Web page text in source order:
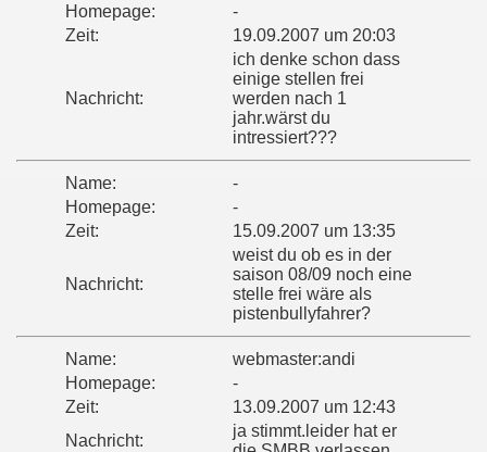
Homepage:
-
Zeit:
19.09.2007 um 20:03
Nachricht:
ich denke schon dass
einige stellen frei
werden nach 1
jahr.wärst du
intressiert???
Name:
-
Homepage:
-
Zeit:
15.09.2007 um 13:35
Nachricht:
weist du ob es in der
saison 08/09 noch eine
stelle frei wäre als
pistenbullyfahrer?
Name:
webmaster:andi
Homepage:
-
Zeit:
13.09.2007 um 12:43
Nachricht:
ja stimmt.leider hat er